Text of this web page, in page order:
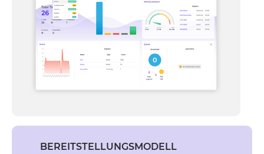
BEREITSTELLUNGSMODELL